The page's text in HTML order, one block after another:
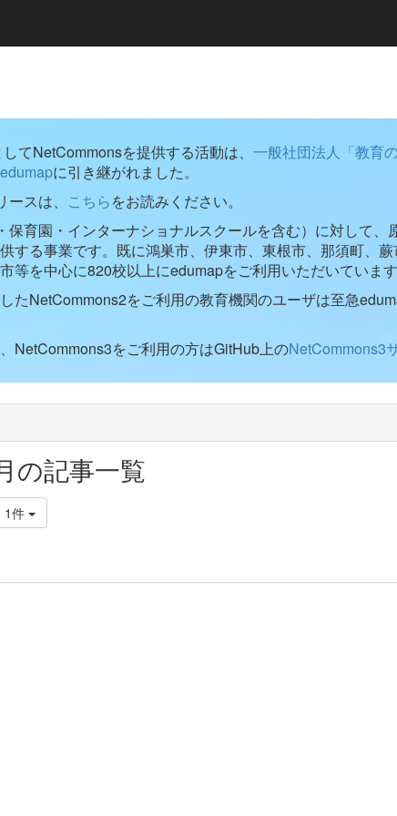
てNetCommonsを提供する活動は、 一般社団法人「教育
edumapに引き継がれました。
スは、 こちらをお読みください。
保育園・インターナショナルスクールを含む）に対して、
する事業です。既に鴻巣市、伊東市、東根市、那須町、
等を中心に820校以上にedumapをご利用いただいています
たNetCommons2をご利用の教育機関のユーザは至急
NetCommons3をご利用の方はGitHub上のNetCommons3
の記事一覧
1件